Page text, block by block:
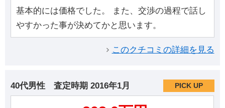
基本的には価格でした。 また、交渉の過程で話し
やすかった事が決めてかと思います。
このクチコミの詳細を見る
40代男性 査定時期 2016年1月 PICK UP